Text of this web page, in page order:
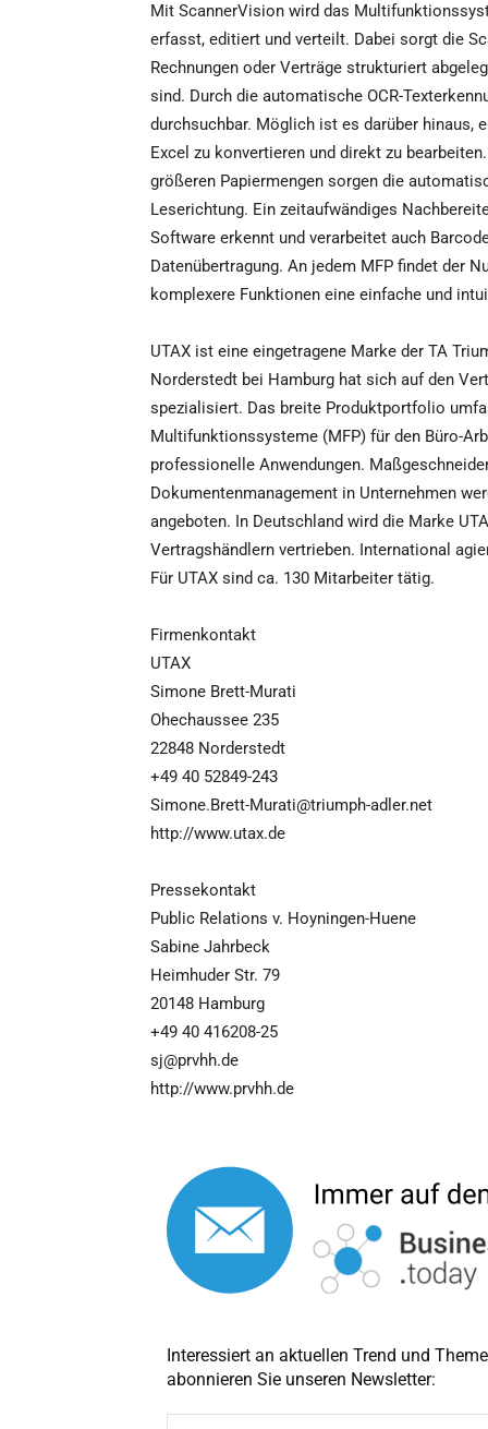
Mit ScannerVision wird das
erfasst, editiert und verteilt. Dabei sorgt die
Rechnungen oder Verträge strukturiert
sind. Durch die automatische OCR-
durchsuchbar. Möglich ist es darüber hinaus,
Excel zu konvertieren und direkt zu
größeren Papiermengen sorgen die
Leserichtung. Ein zeitaufwändiges
Software erkennt und verarbeitet auch
Datenübertragung. An jedem MFP findet der
komplexere Funktionen eine einfache und
UTAX ist eine eingetragene Marke der TA
Norderstedt bei Hamburg hat sich auf den
spezialisiert. Das breite Produktportfolio
Multifunktionssysteme (MFP) für den Büro-
professionelle Anwendungen.
Dokumentenmanagement in Unternehmen
angeboten. In Deutschland wird die Marke
Vertragshändlern vertrieben. International
Für UTAX sind ca. 130 Mitarbeiter tätig.
Firmenkontakt
UTAX
Simone Brett-Murati
Ohechaussee 235
22848 Norderstedt
+49 40 52849-243
Simone.Brett-Murati@triumph-adler.net
http://www.utax.de
Pressekontakt
Public Relations v. Hoyningen-Huene
Sabine Jahrbeck
Heimhuder Str. 79
20148 Hamburg
+49 40 416208-25
sj@prvhh.de
http://www.prvhh.de
Interessiert an aktuellen Trend und
abonnieren Sie unseren Newsletter: